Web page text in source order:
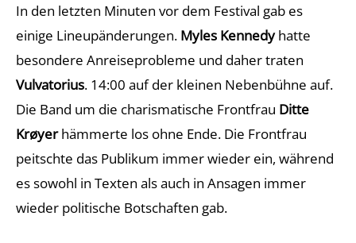
In den letzten Minuten vor dem Festival gab es
einige Lineupänderungen. Myles Kennedyhatte
besondere Anreiseprobleme und daher traten
Vulvatorius. 14:00 auf der kleinen Nebenbühne auf.
Die Band um die charismatische Frontfrau Ditte
Krøyerhämmerte los ohne Ende. Die Frontfrau
peitschte das Publikum immer wieder ein, während
es sowohl in Texten als auch in Ansagen immer
wieder politische Botschaften gab.